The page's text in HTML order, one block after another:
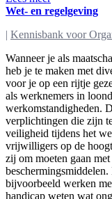
Wet- en regelgeving
| Kennisbank voor
Wanneer je als
heb je te maken met
voor je op een rijtje
als werknemers in
werkomstandigheden.
verplichtingen die zijn
veiligheid tijdens het
vrijwilligers op de
zij om moeten gaan
bijvoorbeeld werken
handicap weten wat